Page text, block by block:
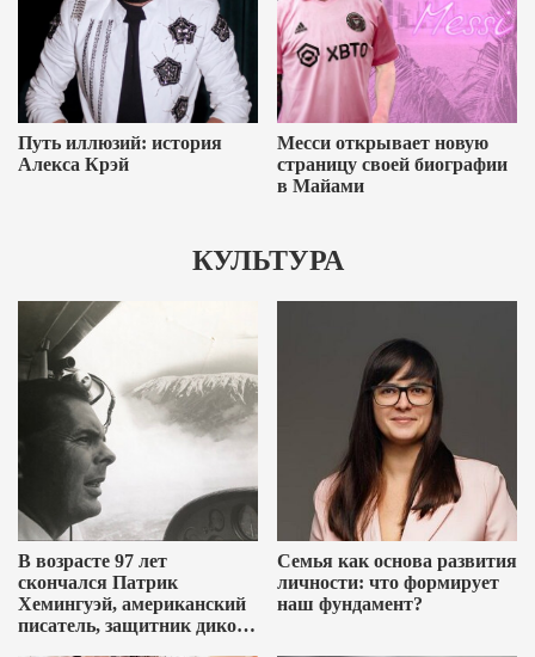
Путь иллюзий: история
Алекса Крэй
Месси открывает новую
страницу своей биографии
в Майами
КУЛЬТУРА
В возрасте 97 лет
скончался Патрик
Хемингуэй, американский
писатель, защитник дикой
Семья как основа развития
личности: что формирует
наш фундамент?